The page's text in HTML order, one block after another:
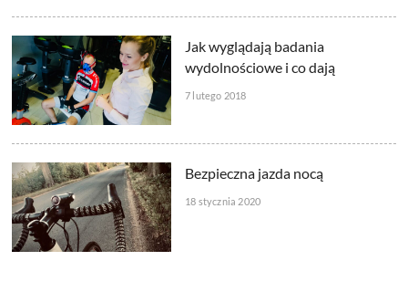
Jak wyglądają badania
wydolnościowe i co dają
7 lutego 2018
Bezpieczna jazda nocą
18 stycznia 2020